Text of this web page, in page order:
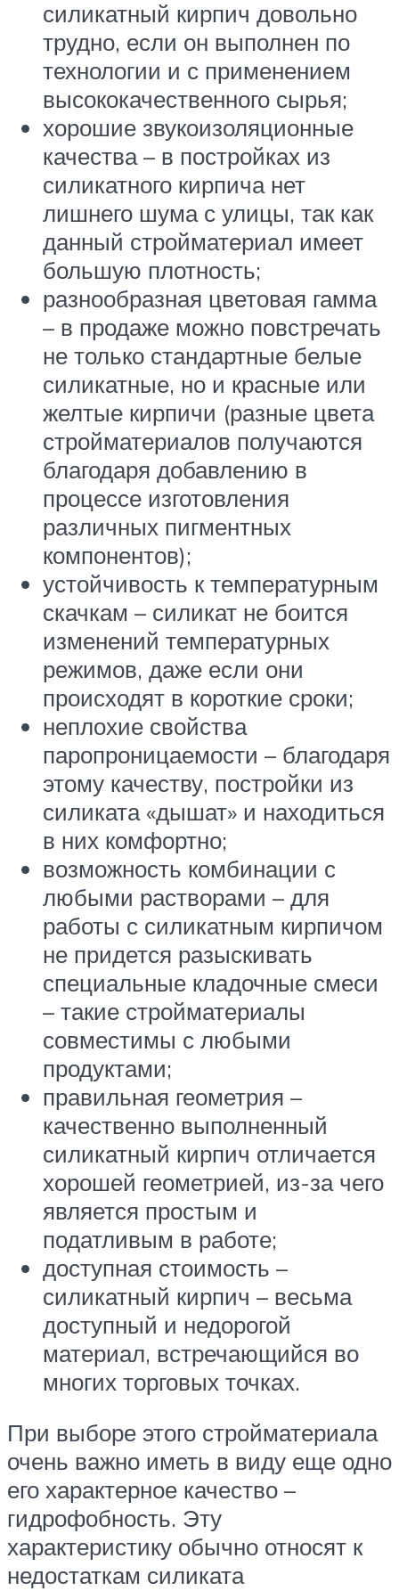
силикатный кирпич довольно
трудно, если он выполнен по
технологии и с применением
высококачественного сырья;
хорошие звукоизоляционные
качества – в постройках из
силикатного кирпича нет
лишнего шума с улицы, так как
данный стройматериал имеет
большую плотность;
разнообразная цветовая гамма
– в продаже можно повстречать
не только стандартные белые
силикатные, но и красные или
желтые кирпичи (разные цвета
стройматериалов получаются
благодаря добавлению в
процессе изготовления
различных пигментных
компонентов);
устойчивость к температурным
скачкам – силикат не боится
изменений температурных
режимов, даже если они
происходят в короткие сроки;
неплохие свойства
паропроницаемости – благодаря
этому качеству, постройки из
силиката «дышат» и находиться
в них комфортно;
возможность комбинации с
любыми растворами – для
работы с силикатным кирпичом
не придется разыскивать
специальные кладочные смеси
– такие стройматериалы
совместимы с любыми
продуктами;
правильная геометрия –
качественно выполненный
силикатный кирпич отличается
хорошей геометрией, из-за чего
является простым и
податливым в работе;
доступная стоимость –
силикатный кирпич – весьма
доступный и недорогой
материал, встречающийся во
многих торговых точках.
При выборе этого стройматериала
очень важно иметь в виду еще одно
его характерное качество –
гидрофобность. Эту
характеристику обычно относят к
недостаткам силиката